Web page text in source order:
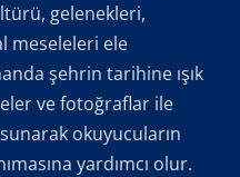
gelenekleri,
meseleleri ele
şehrin tarihine ışık
ve fotoğraflar ile
okuyucuların
yardımcı olur.